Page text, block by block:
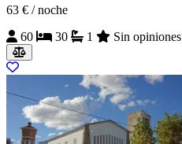
63 € / noche
60
30 1 Sin opiniones